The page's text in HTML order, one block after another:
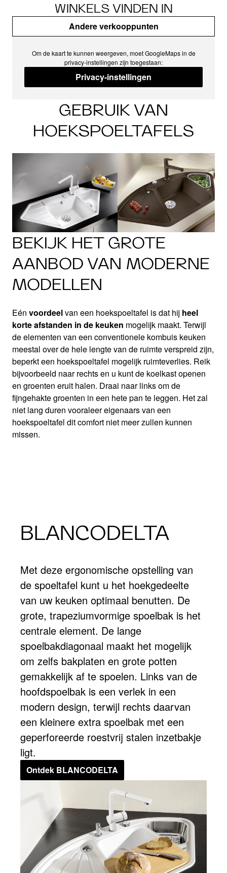
WINKELS VINDEN IN
Andere verkooppunten
Om de kaart te kunnen weergeven, moet GoogleMaps in de
privacy-instellingen zijn toegestaan:
Privacy-instellingen
GEBRUIK VAN
HOEKSPOELTAFELS
BEKIJK HET GROTE
AANBOD VAN MODERNE
MODELLEN
Eén voordeelvan een hoekspoeltafel is dat hij heel
korte afstanden in de keuken mogelijk maakt. Terwijl
de elementen van een conventionele kombuis keuken
meestal over de hele lengte van de ruimte verspreid zijn,
beperkt een hoekspoeltafel mogelijk ruimteverlies. Reik
bijvoorbeeld naar rechts en u kunt de koelkast openen
en groenten eruit halen. Draai naar links om de
fijngehakte groenten in een hete pan te leggen. Het zal
niet lang duren vooraleer eigenaars van een
hoekspoeltafel dit comfort niet meer zullen kunnen
missen.
BLANCODELTA
Met deze ergonomische opstelling van
de spoeltafel kunt u het hoekgedeelte
van uw keuken optimaal benutten. De
grote, trapeziumvormige spoelbak is het
centrale element. De lange
spoelbakdiagonaal maakt het mogelijk
om zelfs bakplaten en grote potten
gemakkelijk af te spoelen. Links van de
hoofdspoelbak is een verlek in een
modern design, terwijl rechts daarvan
een kleinere extra spoelbak met een
geperforeerde roestvrij stalen inzetbakje
ligt.
Ontdek BLANCODELTA